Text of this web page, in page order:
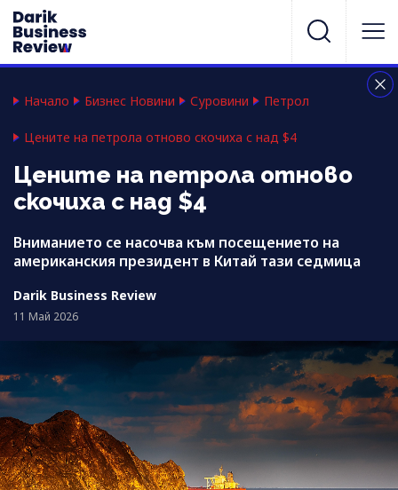
Начало Бизнес Новини Суровини Петрол
Цените на петрола отново скочиха с над $4
Цените на петрола отново
скочиха с над $4
Вниманието се насочва към посещението на
американския президент в Китай тази седмица
Darik Business Review
11 Май 2026